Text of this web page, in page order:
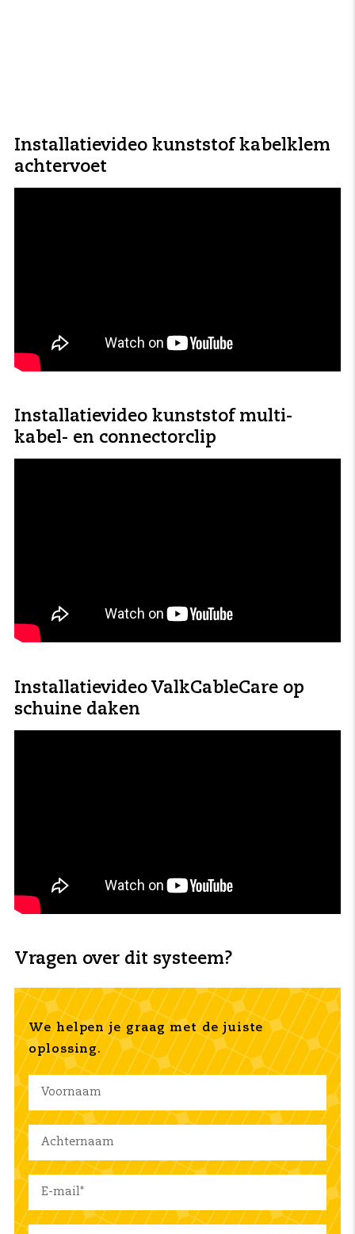
Installatievideo kunststof kabelklem
achtervoet
Installatievideo kunststof multi-
kabel- en connectorclip
Installatievideo ValkCableCare op
schuine daken
Vragen over dit systeem?
We helpen je graag met de juiste
oplossing.